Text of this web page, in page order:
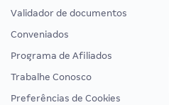
Validador de documentos
Conveniados
Programa de Afiliados
Trabalhe Conosco
Preferências de Cookies